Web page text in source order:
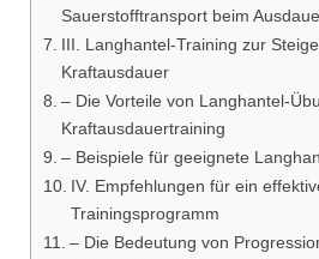
Sauerstofftransport beim
III. Langhantel-Training zur
Kraftausdauer
– Die Vorteile von Langhantel-
Kraftausdauertraining
– Beispiele für geeignete
IV. Empfehlungen für ein
Trainingsprogramm
– Die Bedeutung von